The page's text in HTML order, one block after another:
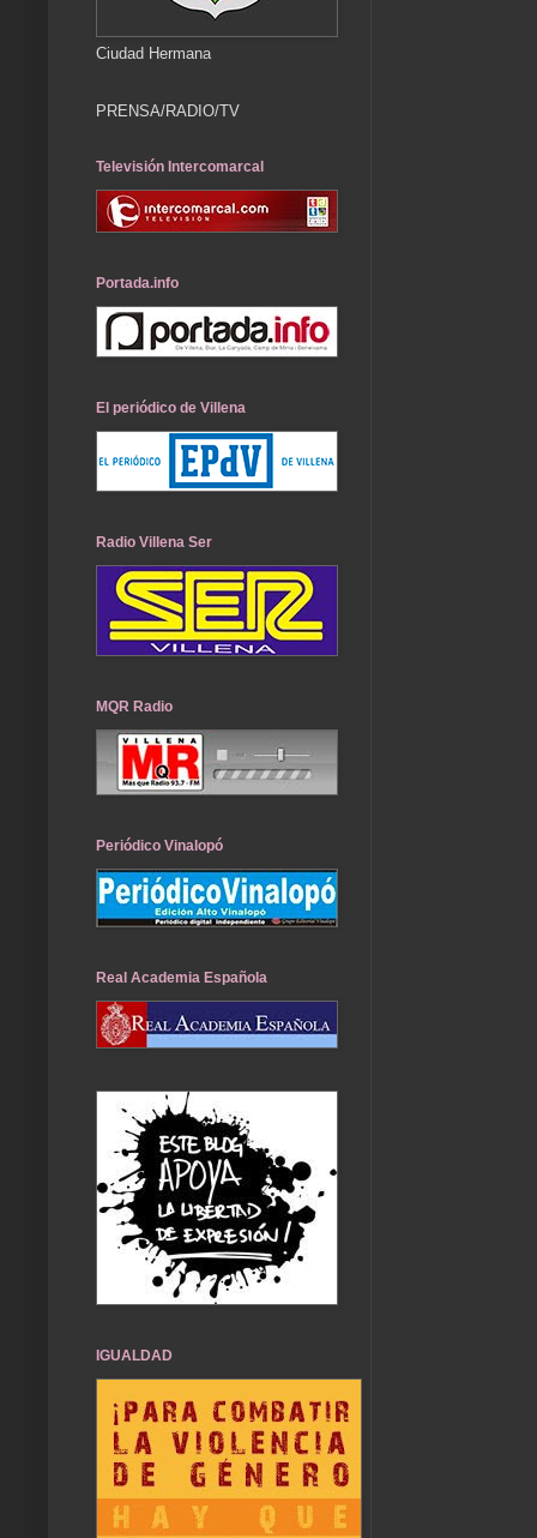
Ciudad Hermana
PRENSA/RADIO/TV
Televisión Intercomarcal
Portada.info
El periódico de Villena
Radio Villena Ser
MQR Radio
Periódico Vinalopó
Real Academia Española
IGUALDAD